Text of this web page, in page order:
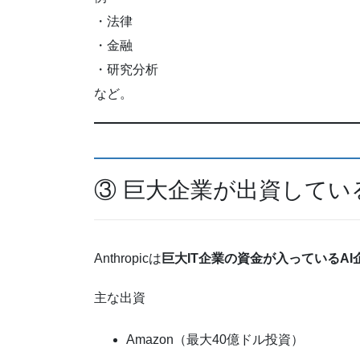
・法律
・金融
・研究分析
など。
③ 巨大企業が出資してい
Anthropicは 巨大IT企業の資金が入っているAI
主な出資
Amazon（最大40億ドル投資）